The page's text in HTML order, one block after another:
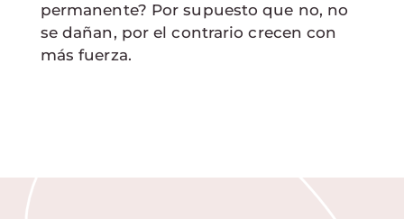
permanente? Por supuesto que no, no
se dañan, por el contrario crecen con
más fuerza.